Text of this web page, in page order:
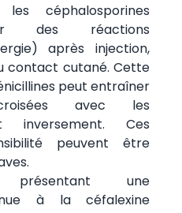
céphalosporines
des réactions
après injection,
contact cutané. Cette
peut entraîner
avec les
inversement. Ces
peuvent être
présentant une
à la céfalexine